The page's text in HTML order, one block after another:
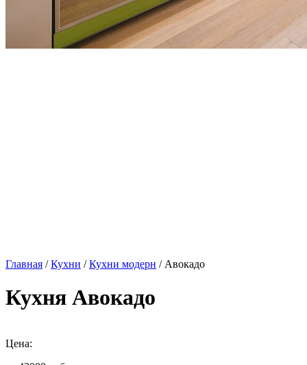
Главная /Кухни /Кухни модерн / Авокадо
Кухня Авокадо
Цена: